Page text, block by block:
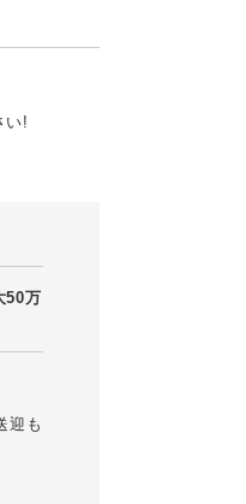
い!
50万
迎も